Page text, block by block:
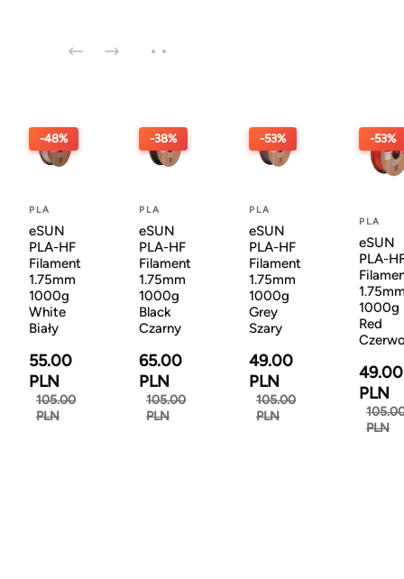
-48%
PLA
eSUN
PLA-HF
Filament
1.75mm
1000g
White
Biały
55.00
PLN
105.00
PLN
-38%
PLA
eSUN
PLA-HF
Filament
1.75mm
1000g
Black
Czarny
65.00
PLN
105.00
PLN
-53%
PLA
eSUN
PLA-HF
Filament
1.75mm
1000g
Grey
Szary
49.00
PLN
105.00
PLN
-53%
PLA
eSUN
PLA-
1000g
Red
49.00
PLN
PLN